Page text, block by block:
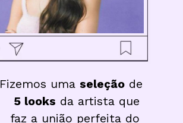
Fizemos uma seleção
5 looks da artista que